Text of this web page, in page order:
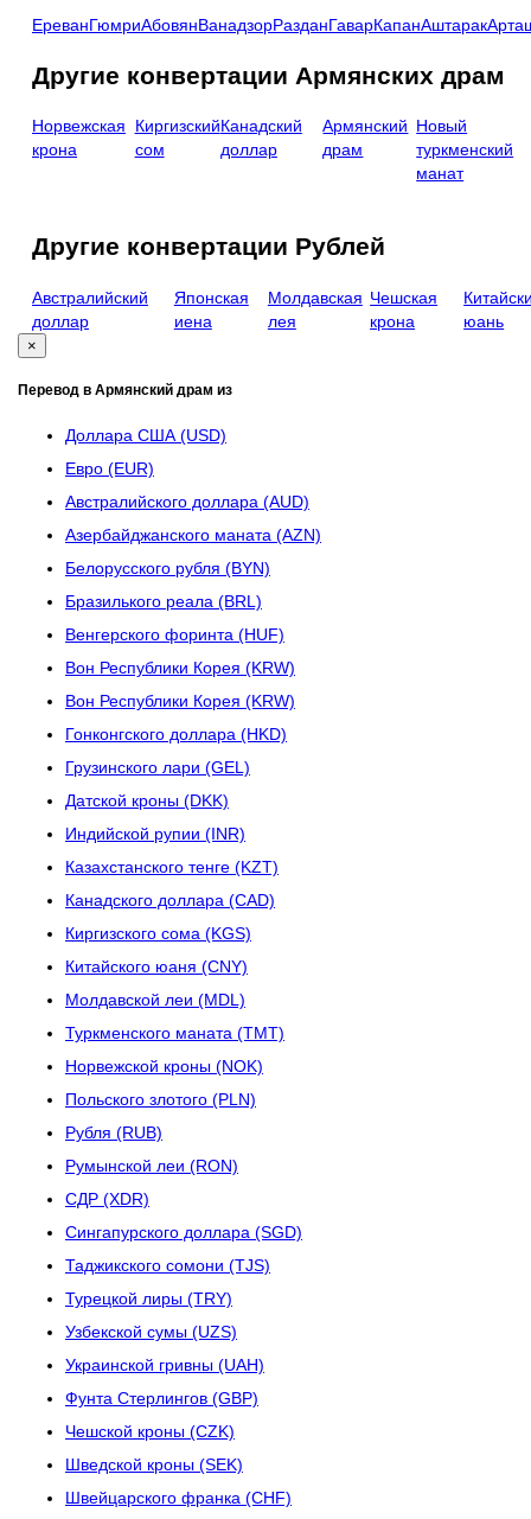
ЕреванГюмриАбовянВанадзорРазданГаварКапанАштарак
Другие конвертации Армянских драм
Норвежская
крона
Киргизский
сом
Канадский
доллар
Армянский
драм
Новый
туркменский
манат
Другие конвертации Рублей
Австралийский
доллар
Японская
иена
Молдавская
лея
Чешская
крона
юань
×
Перевод в Армянский драм из
Доллара США (USD)
Евро (EUR)
Австралийского доллара (AUD)
Азербайджанского маната (AZN)
Белорусского рубля (BYN)
Бразилького реала (BRL)
Венгерского форинта (HUF)
Вон Республики Корея (KRW)
Вон Республики Корея (KRW)
Гонконгского доллара (HKD)
Грузинского лари (GEL)
Датской кроны (DKK)
Индийской рупии (INR)
Казахстанского тенге (KZT)
Канадского доллара (CAD)
Киргизского сома (KGS)
Китайского юаня (CNY)
Молдавской леи (MDL)
Туркменского маната (TMT)
Норвежской кроны (NOK)
Польского злотого (PLN)
Рубля (RUB)
Румынской леи (RON)
СДР (XDR)
Сингапурского доллара (SGD)
Таджикского сомони (TJS)
Турецкой лиры (TRY)
Узбекской сумы (UZS)
Украинской гривны (UAH)
Фунта Стерлингов (GBP)
Чешской кроны (CZK)
Шведской кроны (SEK)
Швейцарского франка (CHF)